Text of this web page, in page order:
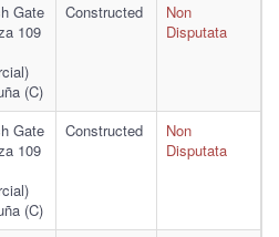
Gate
109
(C)
Constructed
Non
Disputata
Gate
109
(C)
Constructed
Non
Disputata